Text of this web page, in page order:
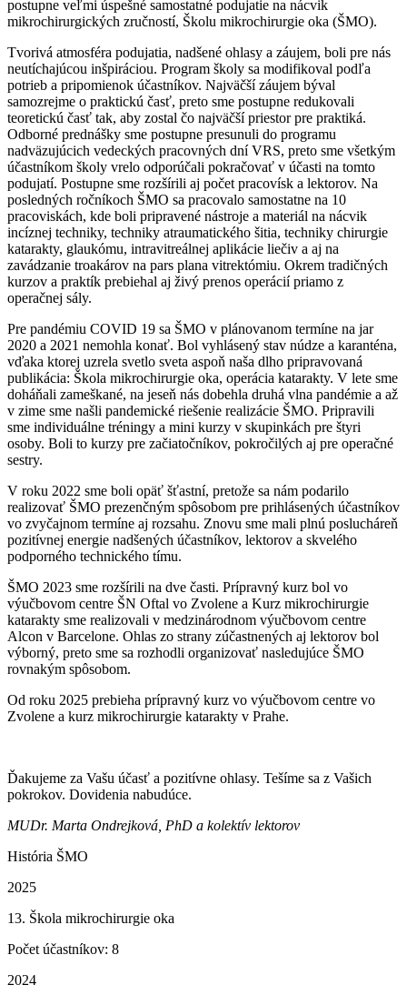
postupne veľmi úspešné samostatné podujatie na nácvik
mikrochirurgických zručností, Školu mikrochirurgie oka (ŠMO).
Tvorivá atmosféra podujatia, nadšené ohlasy a záujem, boli pre nás
neutíchajúcou inšpiráciou. Program školy sa modifikoval podľa
potrieb a pripomienok účastníkov. Najväčší záujem býval
samozrejme o praktickú časť, preto sme postupne redukovali
teoretickú časť tak, aby zostal čo najväčší priestor pre praktiká.
Odborné prednášky sme postupne presunuli do programu
nadväzujúcich vedeckých pracovných dní VRS, preto sme všetkým
účastníkom školy vrelo odporúčali pokračovať v účasti na tomto
podujatí. Postupne sme rozšírili aj počet pracovísk a lektorov. Na
posledných ročníkoch ŠMO sa pracovalo samostatne na 10
pracoviskách, kde boli pripravené nástroje a materiál na nácvik
incíznej techniky, techniky atraumatického šitia, techniky chirurgie
katarakty, glaukómu, intravitreálnej aplikácie liečiv a aj na
zavádzanie troakárov na pars plana vitrektómiu. Okrem tradičných
kurzov a praktík prebiehal aj živý prenos operácií priamo z
operačnej sály.
Pre pandémiu COVID 19 sa ŠMO v plánovanom termíne na jar
2020 a 2021 nemohla konať. Bol vyhlásený stav núdze a karanténa,
vďaka ktorej uzrela svetlo sveta aspoň naša dlho pripravovaná
publikácia: Škola mikrochirurgie oka, operácia katarakty. V lete sme
doháňali zameškané, na jeseň nás dobehla druhá vlna pandémie a až
v zime sme našli pandemické riešenie realizácie ŠMO. Pripravili
sme individuálne tréningy a mini kurzy v skupinkách pre štyri
osoby. Boli to kurzy pre začiatočníkov, pokročilých aj pre operačné
sestry.
V roku 2022 sme boli opäť šťastní, pretože sa nám podarilo
realizovať ŠMO prezenčným spôsobom pre prihlásených účastníkov
vo zvyčajnom termíne aj rozsahu. Znovu sme mali plnú poslucháreň
pozitívnej energie nadšených účastníkov, lektorov a skvelého
podporného technického tímu.
ŠMO 2023 sme rozšírili na dve časti. Prípravný kurz bol vo
výučbovom centre ŠN Oftal vo Zvolene a Kurz mikrochirurgie
katarakty sme realizovali v medzinárodnom výučbovom centre
Alcon v Barcelone. Ohlas zo strany zúčastnených aj lektorov bol
výborný, preto sme sa rozhodli organizovať nasledujúce ŠMO
rovnakým spôsobom.
Od roku 2025 prebieha prípravný kurz vo výučbovom centre vo
Zvolene a kurz mikrochirurgie katarakty v Prahe.
Ďakujeme za Vašu účasť a pozitívne ohlasy. Tešíme sa z Vašich
pokrokov. Dovidenia nabudúce.
MUDr. Marta Ondrejková, PhD a kolektív lektorov
História ŠMO
2025
13. Škola mikrochirurgie oka
Počet účastníkov: 8
2024